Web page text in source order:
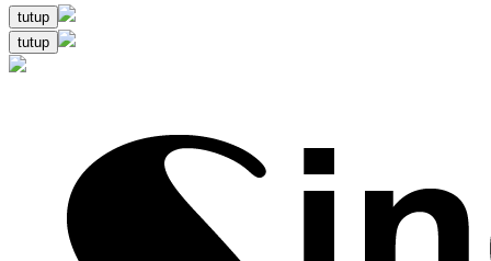
tutup
tutup